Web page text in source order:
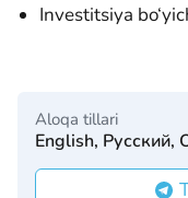
Investitsiya
Aloqa tillari
English, Русский,